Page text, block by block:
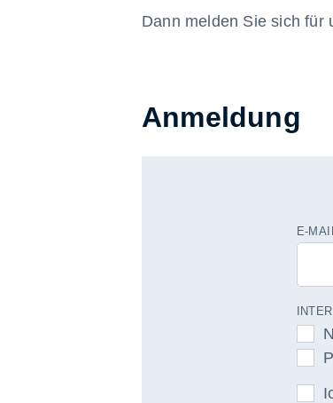
Dann melden Sie sich für
Anmeldung
E-